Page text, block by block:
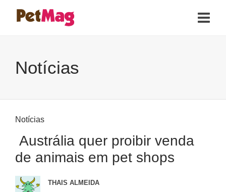
Notícias
Notícias
Austrália quer proibir venda
de animais em pet shops
THAIS ALMEIDA